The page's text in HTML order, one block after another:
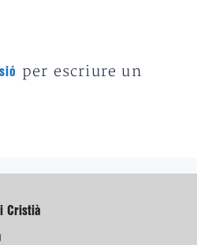
per escriure un
Cristià